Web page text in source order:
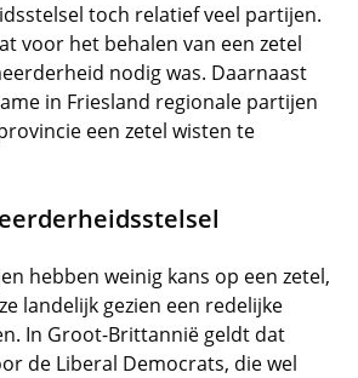
toch relatief veel partijen.
voor het behalen van een zetel
nodig was. Daarnaast
in Friesland regionale partijen
een zetel wisten te
hebben weinig kans op een zetel,
landelijk gezien een redelijke
In Groot-Brittannië geldt dat
de Liberal Democrats, die wel